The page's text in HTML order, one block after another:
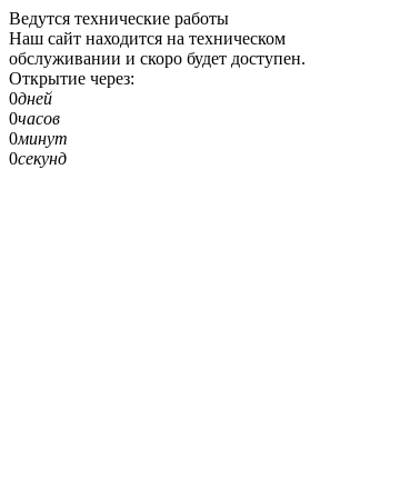
Ведутся технические работы
Наш сайт находится на техническом
обслуживании и скоро будет доступен.
Открытие через:
0дней
0часов
0минут
0секунд